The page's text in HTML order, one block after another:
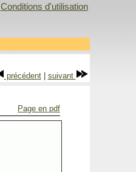
Conditions d'utilisation
précédent| suivant
Page en pdf